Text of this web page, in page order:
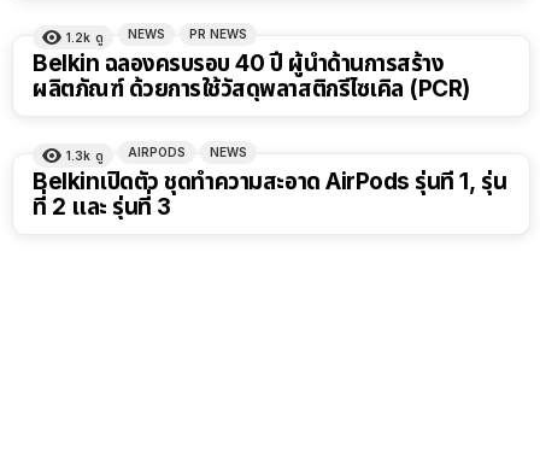
1.2k ดู NEWS PR NEWS
Belkin ฉลองครบรอบ 40 ปี ผู้นำด้านการสร้าง
ผลิตภัณฑ์ ด้วยการใช้วัสดุพลาสติกรีไซเคิล (PCR)
1.3k ดู AIRPODS NEWS
Belkinเปิดตัว ชุดทำความสะอาด AirPods รุ่นที่ 1, รุ่น
ที่ 2 และ รุ่นที่ 3